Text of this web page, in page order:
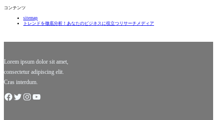
コンテンツ
sitemap
トレンドを徹底分析！あなたのビジネスに役立つリサーチメディア
Lorem ipsum dolor sit amet,
consectetur adipiscing elit.
Cras interdum.